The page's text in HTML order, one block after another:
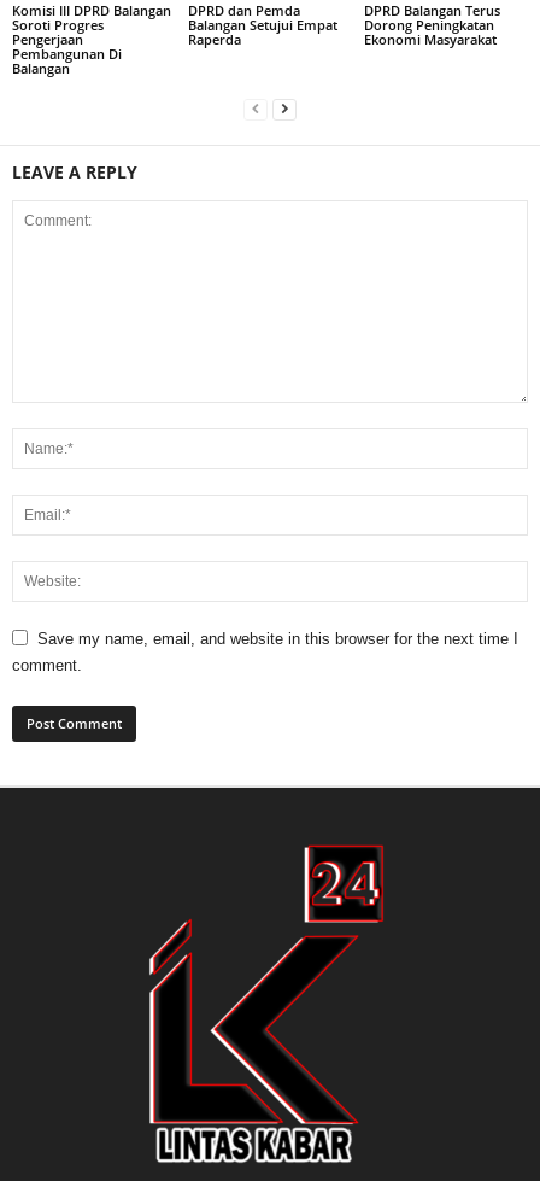
Komisi III DPRD Balangan
Soroti Progres
Pengerjaan
Pembangunan Di
Balangan
DPRD dan Pemda
Balangan Setujui Empat
Raperda
DPRD Balangan Terus
Dorong Peningkatan
Ekonomi Masyarakat
LEAVE A REPLY
Save my name, email, and website in this browser for the next time I
comment.